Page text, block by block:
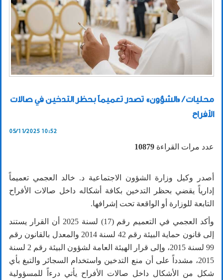
محليات / «الشؤون» تصدر تعميماً بحظر التدخين في صالات
الأفراح
05/11/2025 10:52
عدد مرات القراءة 10879
أصدر وكيل وزارة الشؤون الاجتماعية د. خالد العجمي تعميماً
إدارياً يقضي بحظر التدخين بكافة أشكاله داخل صالات الأفراح
التابعة للوزارة أو الواقعة تحت إشرافها.
وأكد العجمي في التعميم رقم (17) لسنة2025 أن القرار يستند
إلى قانون حماية البيئة رقم 42 لسنة2014 والمعدل بالقانون رقم
99 لسنة 2015، وإلى قرار الهيئة العامة لشؤون البيئة رقم 2 لسنة
2015، مشدداً على أن منع التدخين واستخدام السجائر والتبغ بأي
شكل من الأشكال داخل صالات الأفراح يأتي درءاً للمسؤولية